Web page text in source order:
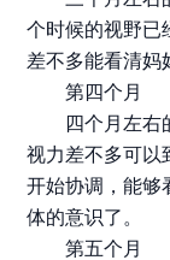
个时候的视野已
差不多能看清妈
第四个月
四个月左右的
视力差不多可以
开始协调，能够
体的意识了。
第五个月